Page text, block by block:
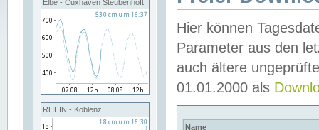
Elbe - Cuxhaven Steubenhöft
RHEIN - Koblenz
Hier können
Parameter aus den
auch ältere
01.01.2000 als
Name